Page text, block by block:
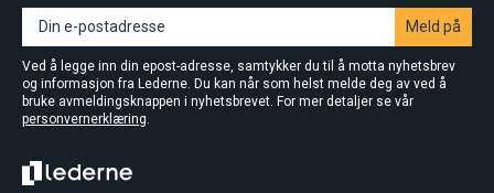
Meld på
Ved å legge inn din epost-adresse, samtykker du til å motta nyhetsbrev
og informasjon fra Lederne. Du kan når som helst melde deg av ved å
bruke avmeldingsknappen i nyhetsbrevet. For mer detaljer se vår
personvernerklæring.